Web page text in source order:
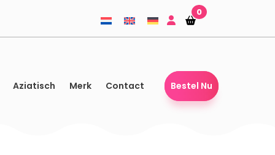
Winkelmandje
Winkelmandje
0
Aziatisch Merk Contact Bestel Nu